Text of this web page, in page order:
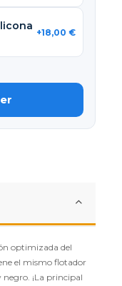
+18,00 €
optimizada del
el mismo flotador
negro. ¡La principal